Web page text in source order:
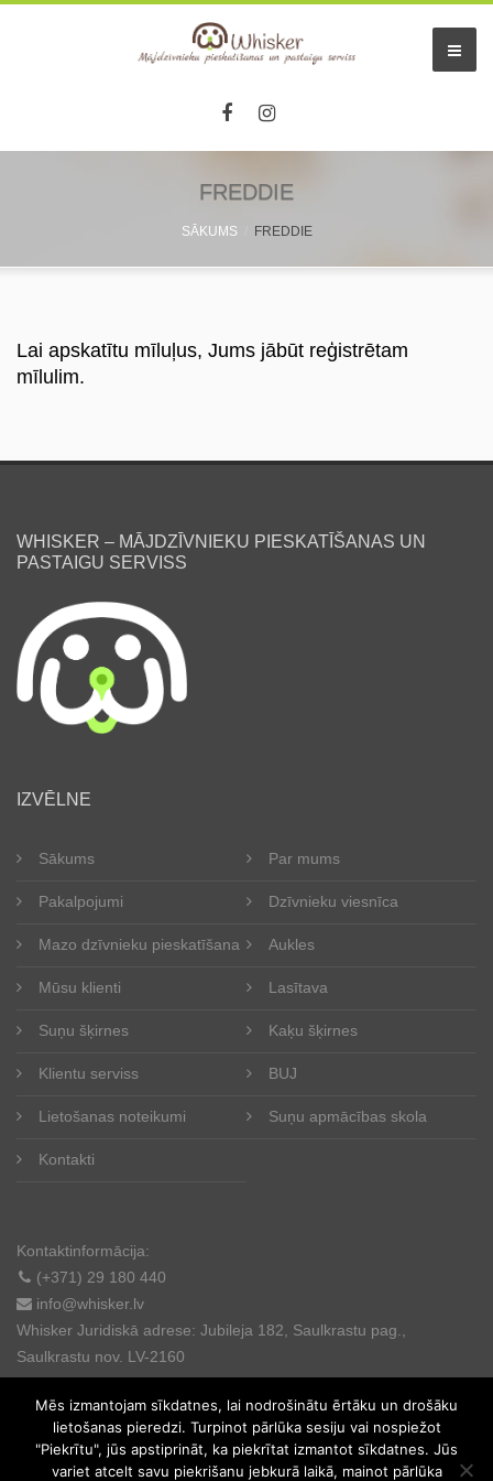
lv
FREDDIE
SĀKUMS FREDDIE
Lai apskatītu mīluļus, Jums jābūt reģistrētam
mīlulim.
WHISKER – MĀJDZĪVNIEKU PIESKATĪŠANAS UN
PASTAIGU SERVISS
IZVĒLNE
Sākums Par mums
Pakalpojumi Dzīvnieku viesnīca
Mazo dzīvnieku pieskatīšana Aukles
Mūsu klienti Lasītava
Suņu šķirnes Kaķu šķirnes
Klientu serviss BUJ
Lietošanas noteikumi Suņu apmācības skola
Kontakti
Kontaktinformācija:
(+371) 29 180 440
info@whisker.lv
Whisker Juridiskā adrese: Jubileja 182, Saulkrastu pag.,
Saulkrastu nov. LV-2160
Mēs izmantojam sīkdatnes, lai nodrošinātu ērtāku un drošāku
lietošanas pieredzi. Turpinot pārlūka sesiju vai nospiežot
"Piekrītu", jūs apstiprināt, ka piekrītat izmantot sīkdatnes. Jūs
variet atcelt savu piekrišanu jebkurā laikā, mainot pārlūka